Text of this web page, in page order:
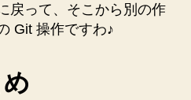
戻って、そこから別の作
Git 操作ですわ♪